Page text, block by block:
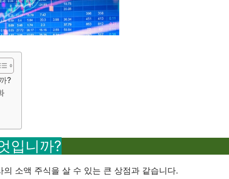
?
입니까?
의 소액 주식을 살 수 있는 큰 상점과 같습니다.